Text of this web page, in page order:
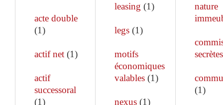
acte double
(1)
actif net (1)
actif
successoral
(1)
leasing (1)
legs(1)
motifs
économiques
valables(1)
nexus(1)
nature
secrètes
(1)